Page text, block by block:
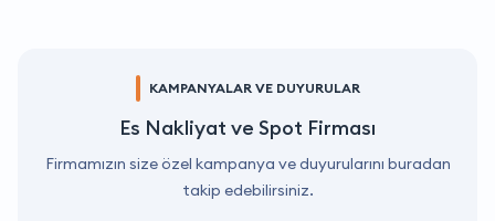
KAMPANYALAR VE DUYURULAR
Es Nakliyat ve Spot Firması
Firmamızın size özel kampanya ve duyurularını buradan
takip edebilirsiniz.